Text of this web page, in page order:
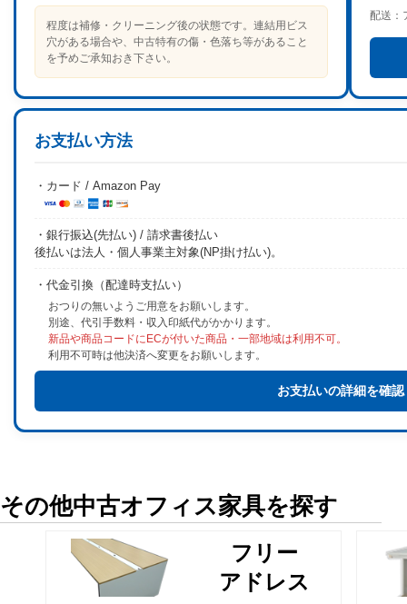
程度は補修・クリーニング後の状態です。連結用ビス
穴がある場合や、中古特有の傷・色落ち等があること
を予めご承知おき下さい。
配送：
お支払い方法
・カード / Amazon Pay
・銀行振込(先払い) / 請求書後払い
後払いは法人・個人事業主対象(NP掛け払い)。
・代金引換（配達時支払い）
おつりの無いようご用意をお願いします。
別途、代引手数料・収入印紙代がかかります。
新品や商品コードにECが付いた商品・一部地域は利用不可。
利用不可時は他決済へ変更をお願いします。
お支払いの詳細を確認
その他中古オフィス家具を探す
フリー
アドレス